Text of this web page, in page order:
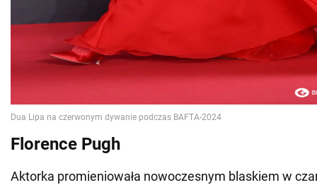
Florence Pugh
Aktorka promieniowała nowoczesnym blaskiem w